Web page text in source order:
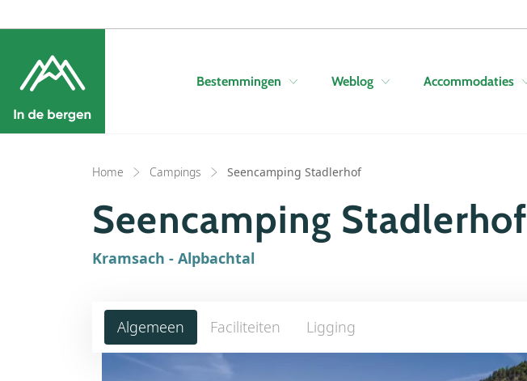
Bestemmingen Weblog Accommodaties
Home Campings Seencamping Stadlerhof
Seencamping Stadlerhof
Kramsach - Alpbachtal
Algemeen Faciliteiten Ligging